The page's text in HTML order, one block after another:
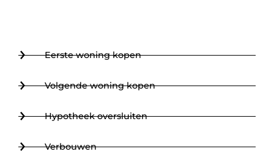
Eerste woning kopen
Volgende woning kopen
Hypotheek oversluiten
Verbouwen